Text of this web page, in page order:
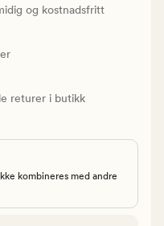
og kostnadsfritt
returer i butikk
kombineres med andre